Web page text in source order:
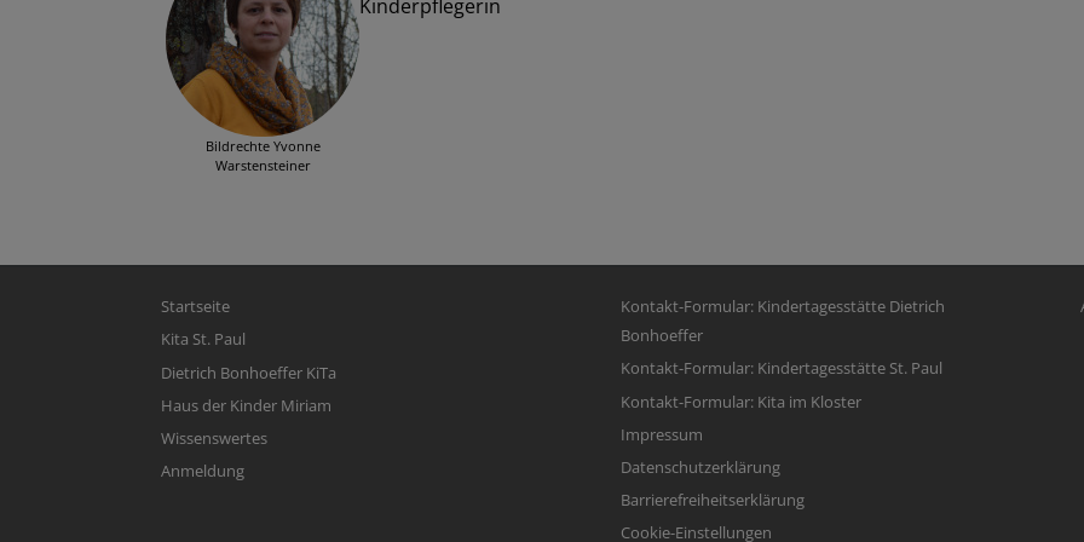
Bildrechte Yvonne
Warstensteiner
Kinderpflegerin
Hauptnavigation
Startseite
Kita St. Paul
Dietrich Bonhoeffer KiTa
Haus der Kinder Miriam
Wissenswertes
Anmeldung
Fußbereichsmenü
Kontakt-Formular: Kindertagesstätte Dietrich
Bonhoeffer
Kontakt-Formular: Kindertagesstätte St. Paul
Kontakt-Formular: Kita im Kloster
Impressum
Datenschutzerklärung
Barrierefreiheitserklärung
Cookie-Einstellungen